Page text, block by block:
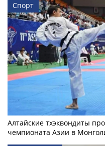
Спорт
Алтайские тхэквондиты
чемпионата Азии в